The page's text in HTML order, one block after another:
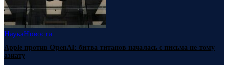
НаукаНовости
Apple против OpenAI: битва титанов началась с письма не тому
азиату